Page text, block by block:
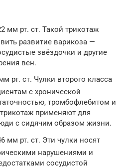
мм рт. ст. Такой трикотаж
развитие варикоза —
звёздочки и другие
вен.
рт. ст. Чулки второго класса
с хронической
тромбофлебитом и
применяют для
с сидячим образом жизни.
мм рт. ст. Эти чулки носят
нарушениями и
сосудистой